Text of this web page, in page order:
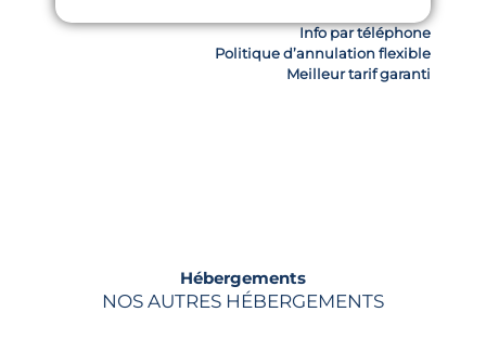
Info par téléphone
Politique d’annulation flexible
Meilleur tarif garanti
Hébergements
NOS AUTRES HÉBERGEMENTS